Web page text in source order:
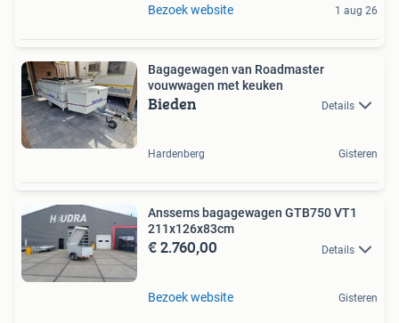
Bezoek website 1 aug 26
Bagagewagen van Roadmaster
vouwwagen met keuken
Bieden Details
Hardenberg Gisteren
Anssems bagagewagen GTB750 VT1
211x126x83cm
€ 2.760,00 Details
Bezoek website Gisteren